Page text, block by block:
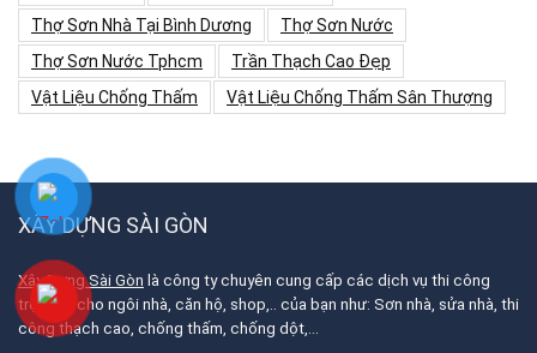
Thợ Sơn Nhà Tại Bình Dương
Thợ Sơn Nước
Thợ Sơn Nước Tphcm
Trần Thạch Cao Đẹp
Vật Liệu Chống Thấm
Vật Liệu Chống Thấm Sân Thượng
XÂY DỰNG SÀI GÒN
Xây Dựng Sài Gòn là công ty chuyên cung cấp các dịch vụ thi công
trọn gói cho ngôi nhà, căn hộ, shop,.. của bạn như: Sơn nhà, sửa nhà, thi
công thạch cao, chống thấm, chống dột,…